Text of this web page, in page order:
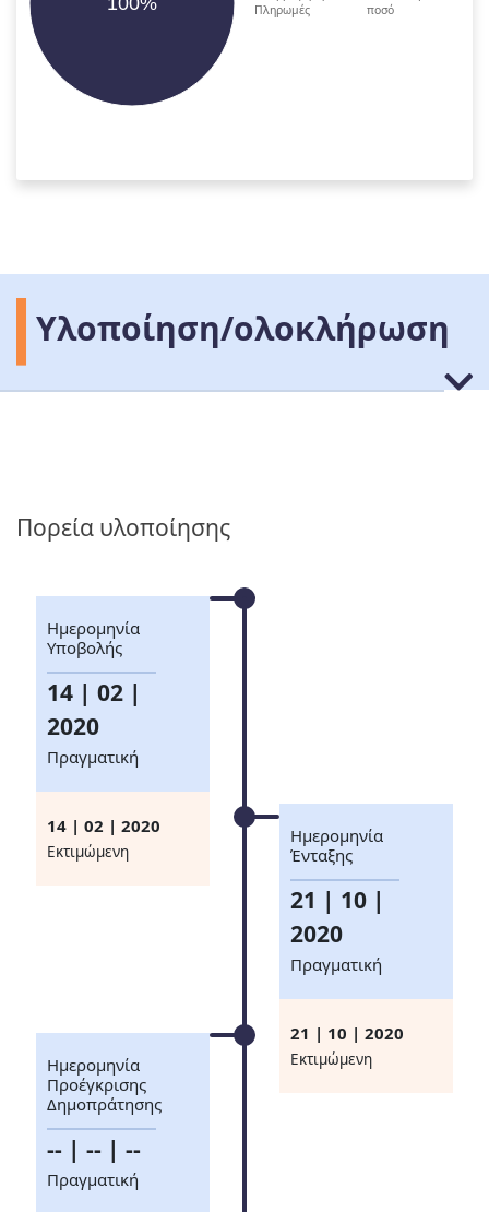
Πληρωμές
ποσό
Υλοποίηση/ολοκλήρωση
Πορεία υλοποίησης
Ημερομηνία
Υποβολής
14 | 02 |
2020
Πραγματική
14 | 02 | 2020
Eκτιμώμενη
Ημερομηνία
Ένταξης
21 | 10 |
2020
Πραγματική
21 | 10 | 2020
Eκτιμώμενη
Ημερομηνία
Προέγκρισης
Δημοπράτησης
-- | -- | --
Πραγματική